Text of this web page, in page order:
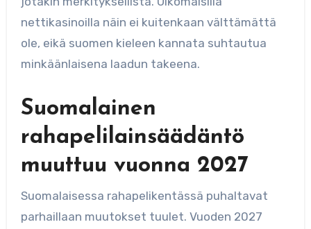
nettikasinoilla näin ei kuitenkaan välttämättä
ole, eikä suomen kieleen kannata suhtautua
minkäänlaisena laadun takeena.
Suomalainen
rahapelilainsäädäntö
muuttuu vuonna 2027
Suomalaisessa rahapelikentässä puhaltavat
parhaillaan muutokset tuulet. Vuoden 2027